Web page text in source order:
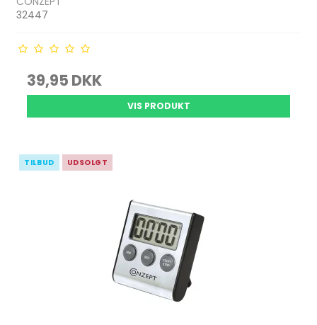
32447
39,95 DKK
VIS PRODUKT
TILBUD UDSOLGT